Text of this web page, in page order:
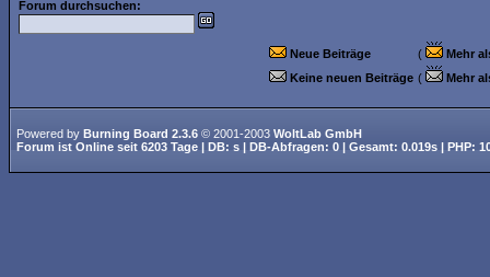
Forum durchsuchen:
Neue Beiträge (
Mehr
Keine neuen Beiträge ( Mehr
Powered by Burning Board 2.3.6 © 2001-2003 WoltLab GmbH
Forum ist Online seit 6203 Tage | DB: s | DB-Abfragen: 0 | Gesamt: 0.019s | PHP: